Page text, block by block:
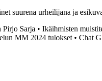
suurena urheilijana ja
Sarja • Ikäihmisten
MM 2024 tulokset • Chat